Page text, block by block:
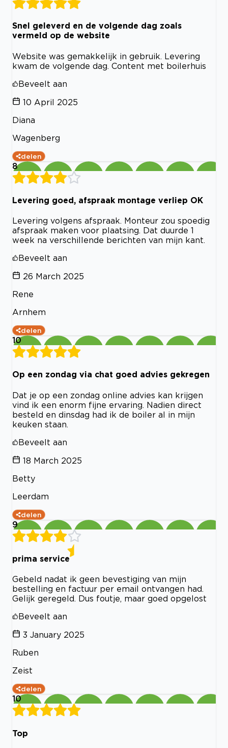
Snel geleverd en de volgende dag zoals
vermeld op de website
Website was gemakkelijk in gebruik. Levering
kwam de volgende dag. Content met boilerhuis
Beveelt aan
10 April 2025
Diana
Wagenberg
delen
8
Levering goed, afspraak montage verliep OK
Levering volgens afspraak. Monteur zou spoedig
afspraak maken voor plaatsing. Dat duurde 1
week na verschillende berichten van mijn kant.
Beveelt aan
26 March 2025
Rene
Arnhem
delen
10
Op een zondag via chat goed advies gekregen
Dat je op een zondag online advies kan krijgen
vind ik een enorm fijne ervaring. Nadien direct
besteld en dinsdag had ik de boiler al in mijn
keuken staan.
Beveelt aan
18 March 2025
Betty
Leerdam
delen
9
prima service
Gebeld nadat ik geen bevestiging van mijn
bestelling en factuur per email ontvangen had.
Gelijk geregeld. Dus foutje, maar goed opgelost
Beveelt aan
3 January 2025
Ruben
Zeist
delen
10
Top